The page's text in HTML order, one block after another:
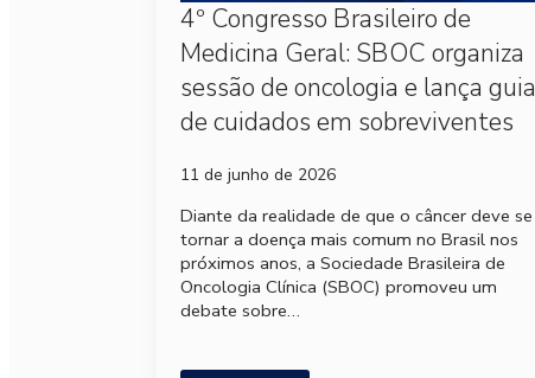
4º Congresso Brasileiro de
Medicina Geral: SBOC organiza
sessão de oncologia e lança guia
de cuidados em sobreviventes
11 de junho de 2026
Diante da realidade de que o câncer deve se
tornar a doença mais comum no Brasil nos
próximos anos, a Sociedade Brasileira de
Oncologia Clínica (SBOC) promoveu um
debate sobre…